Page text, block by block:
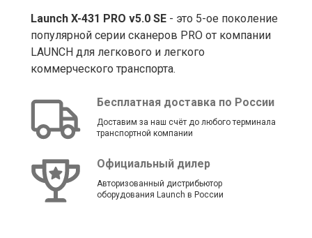
Launch X-431 PRO v5.0 SE - это 5-ое поколение
популярной серии сканеров PRO от компании
LAUNCH для легкового и легкого
коммерческого транспорта.
Бесплатная доставка по России
Доставим за наш счёт до любого терминала
транспортной компании
Официальный дилер
Авторизованный дистрибьютор
оборудования Launch в России